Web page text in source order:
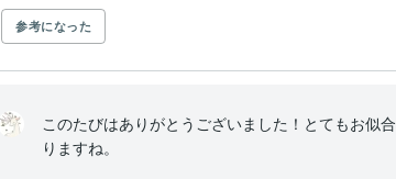
参考になった
このたびはありがとうございました！とてもお似
りますね。